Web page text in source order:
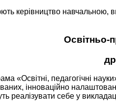
керівництво навчальною,
Освітньо-
«Освітні, педагогічні
інноваційно
реалізувати себе у